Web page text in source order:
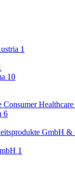
1
10
Healthcare
6
GmbH
1